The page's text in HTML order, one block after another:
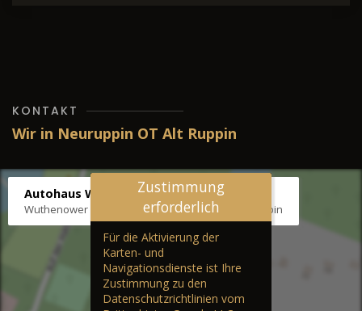
KONTAKT
Wir in Neuruppin OT Alt Ruppin
Autohaus Wernicke
Wuthenower Str. 12b, 16827 Neuruppin OT Alt Ruppin
Zustimmung
erforderlich
Für die Aktivierung der
Karten- und
Navigationsdienste ist Ihre
Zustimmung zu den
Datenschutzrichtlinien vom